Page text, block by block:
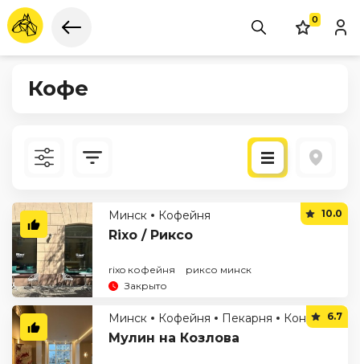
0
Кофе
По рейтингуМинск Кофейня
Rixo / Риксо
10.0
rixo кофейня
риксо минск
Закрыто
Минск Кофейня Пекарня Кондитерская
Мулин на Козлова
6.7